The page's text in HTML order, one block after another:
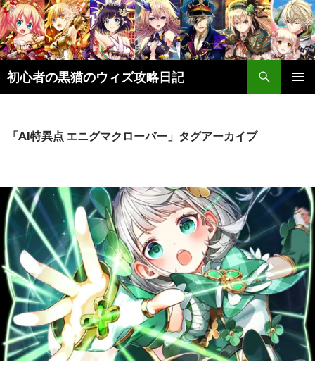
初心者の黒猫のウィズ攻略日記
検
索
ン
キ
ッ
プ
「AI特異点 エニグマクローバー」タグアーカイブ